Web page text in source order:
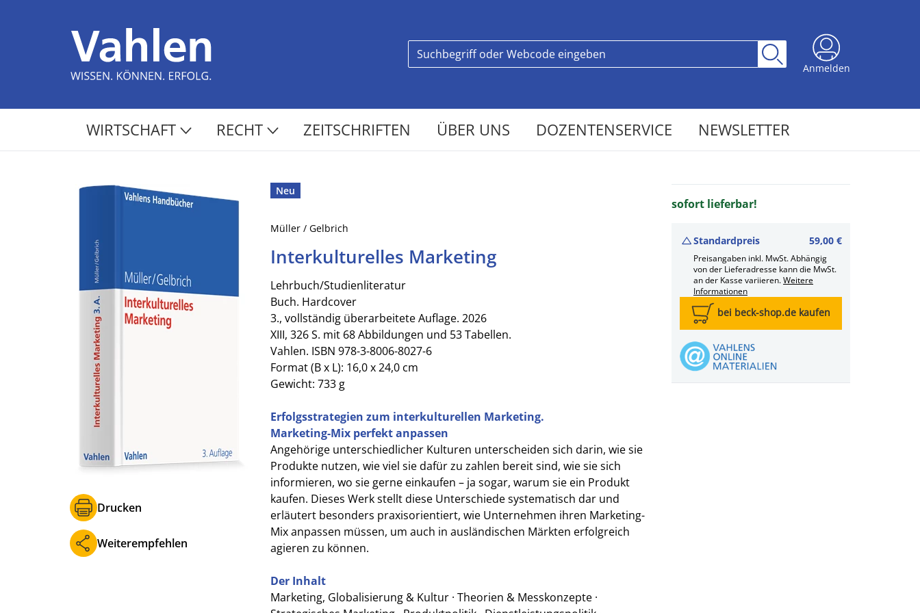
Anmelden
WIRTSCHAFT RECHT ZEITSCHRIFTEN ÜBER UNS DOZENTENSERVICE NEWSLETTER
Drucken
Weiterempfehlen
Neu
Müller / Gelbrich
Interkulturelles Marketing
Lehrbuch/Studienliteratur
Buch. Hardcover
3., vollständig überarbeitete Auflage. 2026
XIII, 326 S. mit 68 Abbildungen und 53 Tabellen.
Vahlen. ISBN 978-3-8006-8027-6
Format (B x L): 16,0 x 24,0 cm
Gewicht: 733 g
Erfolgsstrategien zum interkulturellen Marketing.
Marketing-Mix perfekt anpassen
Angehörige unterschiedlicher Kulturen unterscheiden sich darin, wie sie
Produkte nutzen, wie viel sie dafür zu zahlen bereit sind, wie sie sich
informieren, wo sie gerne einkaufen – ja sogar, warum sie ein Produkt
kaufen. Dieses Werk stellt diese Unterschiede systematisch dar und
erläutert besonders praxisorientiert, wie Unternehmen ihren Marketing-
Mix anpassen müssen, um auch in ausländischen Märkten erfolgreich
agieren zu können.
Der Inhalt
Marketing, Globalisierung & Kultur · Theorien & Messkonzepte ·
sofort lieferbar!
Standardpreis 59,00 €
Preisangaben inkl. MwSt. Abhängig
von der Lieferadresse kann die MwSt.
an der Kasse variieren.Weitere
Informationen
bei beck-shop.de kaufen